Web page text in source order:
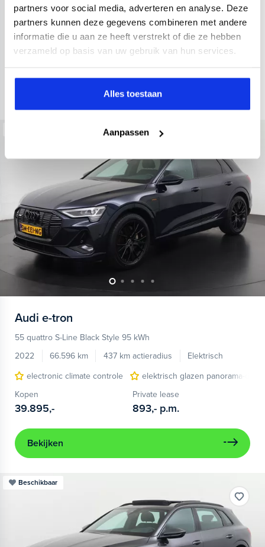
partners voor social media, adverteren en analyse. Deze
partners kunnen deze gegevens combineren met andere
informatie die u aan ze heeft verstrekt of die ze hebben
verzameld op basis van uw gebruik van hun services.
Alles toestaan
Aanpassen
34.998 km 437 km actieradius
Elektrisch
electronic climate controle
elektrisch glazen panorama-dak
Kopen
36.895,-
Private lease
793,- p.m.
Audi e-tron
55 quattro S-Line Black Style 95 kWh
2022
66.596 km 437 km actieradius
Elektrisch
electronic climate controle
elektrisch glazen panorama-dak
Kopen
39.895,-
Private lease
893,- p.m.
Bekijken
Beschikbaar